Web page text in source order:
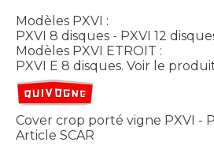
Modèles PXVI :
PXVI 8 disques - PXVI 12
Modèles PXVI ETROIT :
PXVI E 8 disques. Voir le
Cover crop porté vigne PXVI -
Article SCAR